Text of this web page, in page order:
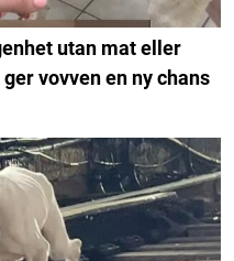
utan mat eller
vovven en ny chans